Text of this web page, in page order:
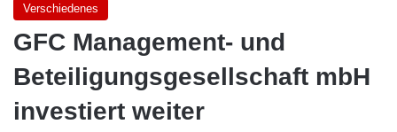
Verschiedenes
GFC Management- und
Beteiligungsgesellschaft mbH
investiert weiter